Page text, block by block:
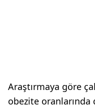
Araştırmaya göre
obezite